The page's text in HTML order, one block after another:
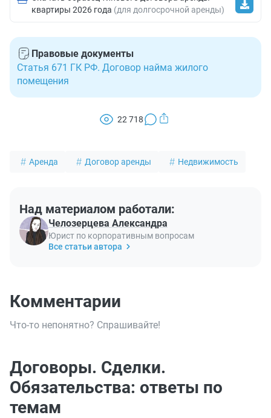
квартиры 2026 года (для долгосрочной аренды)
Правовые документы
Статья 671 ГК РФ. Договор найма жилого
помещения
22 718
Аренда Договор аренды Недвижимость
Над материалом работали:
Челозерцева Александра
Юрист по корпоративным вопросам
Все статьи автора
Комментарии
Что-то непонятно? Спрашивайте!
Договоры. Сделки.
Обязательства: ответы по
темам